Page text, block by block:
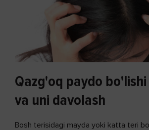
Qazg'oq paydo
va uni davolash
Bosh terisidagi mayda yoki katta teri